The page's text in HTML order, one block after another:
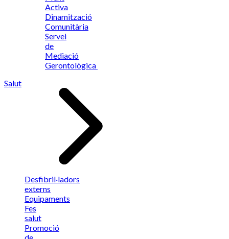
Activa
Dinamització
Comunitària
Servei
de
Mediació
Gerontològica
Salut
Desfibril·ladors
externs
Equipaments
Fes
salut
Promoció